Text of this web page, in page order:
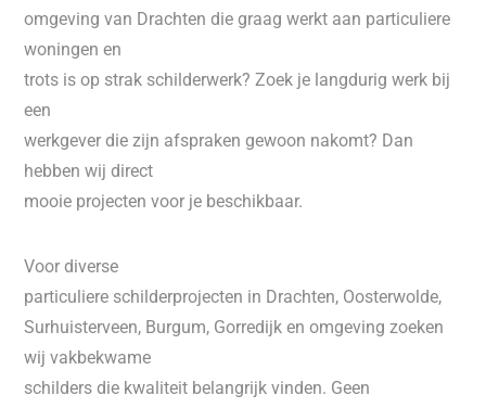
omgeving van Drachten die graag werkt aan particuliere
woningen en
trots is op strak schilderwerk? Zoek je langdurig werk bij
een
werkgever die zijn afspraken gewoon nakomt? Dan
hebben wij direct
mooie projecten voor je beschikbaar.
Voor diverse
particuliere schilderprojecten in Drachten, Oosterwolde,
Surhuisterveen, Burgum, Gorredijk en omgeving zoeken
wij vakbekwame
schilders die kwaliteit belangrijk vinden. Geen